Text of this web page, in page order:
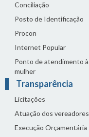
Conciliação
Posto de Identificação
Procon
Internet Popular
Ponto de atendimento à
mulher
Transparência
Licitações
Atuação dos vereadores
Execução Orçamentária